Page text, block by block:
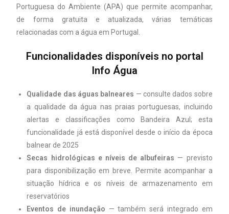
Portuguesa do Ambiente (APA) que permite acompanhar,
de forma gratuita e atualizada, várias temáticas
relacionadas com a água em Portugal.
Funcionalidades disponíveis no portal
Info Água
Qualidade das águas balneares — consulte dados sobre
a qualidade da água nas praias portuguesas, incluindo
alertas e classificações como Bandeira Azul; esta
funcionalidade já está disponível desde o início da época
balnear de 2025
Secas hidrológicas e níveis de albufeiras — previsto
para disponibilização em breve. Permite acompanhar a
situação hídrica e os níveis de armazenamento em
reservatórios
Eventos de inundação — também será integrado em